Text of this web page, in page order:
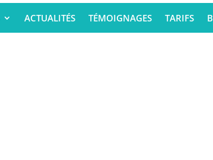
ACTUALITÉS TÉMOIGNAGES TARIFS